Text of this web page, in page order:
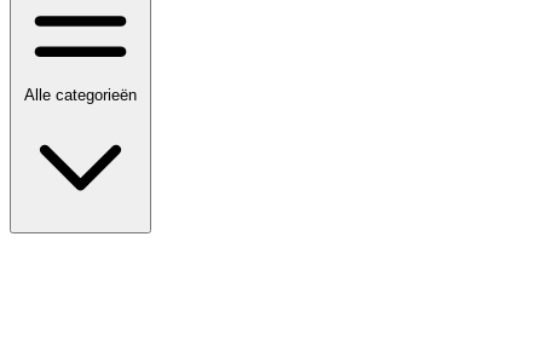
Alle categorieën